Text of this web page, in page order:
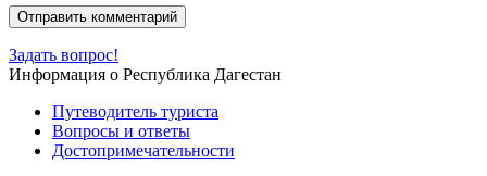
Задать вопрос!
Информация о Республика Дагестан
Путеводитель туриста
Вопросы и ответы
Достопримечательности